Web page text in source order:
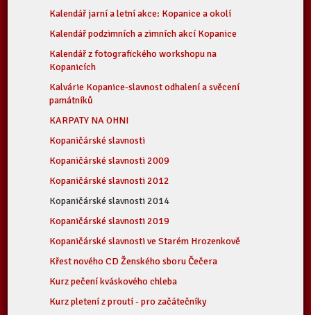
Kalendář jarní a letní akce: Kopanice a okolí
Kalendář podzimních a zimních akcí Kopanice
Kalendář z fotografického workshopu na
Kopanicích
Kalvárie Kopanice-slavnost odhalení a svěcení
památníků
KARPATY NA OHNI
Kopaničárské slavnosti
Kopaničárské slavnosti 2009
Kopaničárské slavnosti 2012
Kopaničárské slavnosti 2014
Kopaničárské slavnosti 2019
Kopaničárské slavnosti ve Starém Hrozenkově
Křest nového CD Ženského sboru Čečera
Kurz pečení kváskového chleba
Kurz pletení z proutí - pro začátečníky